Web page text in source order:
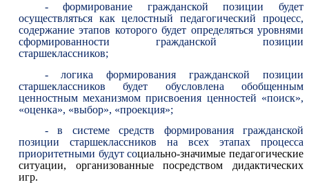
- формирование гражданской позиции будет
осуществляться как целостный педагогический процесс,
содержание этапов которого будет определяться уровнями
сформированности гражданской позиции
старшеклассников;
- логика формирования гражданской позиции
старшеклассников будет обусловлена обобщенным
ценностным механизмом присвоения ценностей «поиск»,
«оценка», «выбор», «проекция»;
- в системе средств формирования гражданской
позиции старшеклассников на всех этапах процесса
приоритетными будут социально-значимые педагогические
ситуации, организованные посредством дидактических
игр.